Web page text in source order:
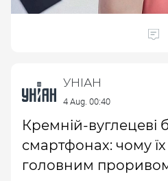
УНІАН
4 Aug. 00:40
Кремній-вуглецеві
смартфонах: чому
головним проривом